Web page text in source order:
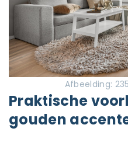
Afbeelding:
Praktische
gouden